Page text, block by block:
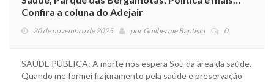
Confira a coluna do Adejair
20 de novembro de 2025 porGuilherme Baptista 0
SAÚDE PÚBLICA: A morte nos espera Sou da área da saúde.
Quando me formei fiz juramento pela saúde e preservação